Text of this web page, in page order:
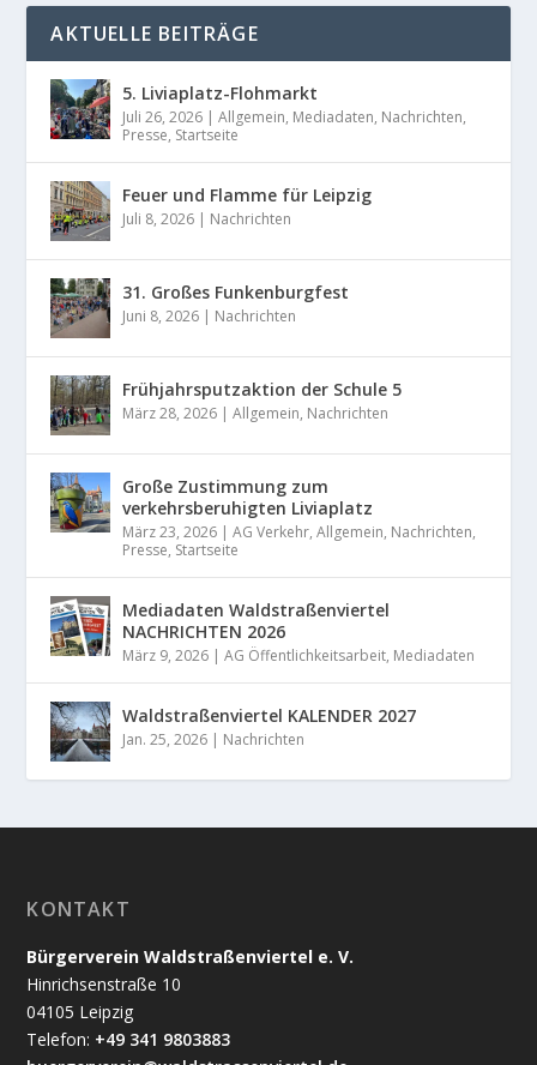
AKTUELLE BEITRÄGE
5. Liviaplatz-Flohmarkt
Juli 26, 2026 |Allgemein, Mediadaten, Nachrichten,
Presse, Startseite
Feuer und Flamme für Leipzig
Juli 8, 2026 | Nachrichten
31. Großes Funkenburgfest
Juni 8, 2026 | Nachrichten
Frühjahrsputzaktion der Schule 5
März 28, 2026 |Allgemein, Nachrichten
Große Zustimmung zum
verkehrsberuhigten Liviaplatz
März 23, 2026 |AG Verkehr,Allgemein, Nachrichten,
Presse, Startseite
Mediadaten Waldstraßenviertel
NACHRICHTEN 2026
März 9, 2026 |AG Öffentlichkeitsarbeit, Mediadaten
Waldstraßenviertel KALENDER 2027
Jan. 25, 2026 | Nachrichten
KONTAKT
Bürgerverein Waldstraßenviertel e. V.
Hinrichsenstraße 10
04105 Leipzig
Telefon: +49 341 9803883